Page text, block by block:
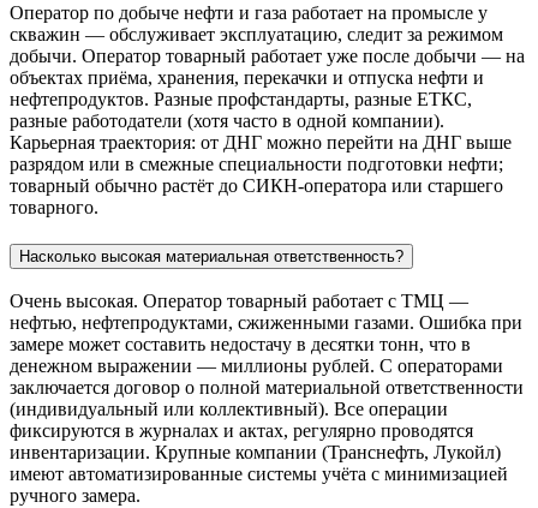
Оператор по добыче нефти и газа работает на промысле у
скважин — обслуживает эксплуатацию, следит за режимом
добычи. Оператор товарный работает уже после добычи — на
объектах приёма, хранения, перекачки и отпуска нефти и
нефтепродуктов. Разные профстандарты, разные ЕТКС,
разные работодатели (хотя часто в одной компании).
Карьерная траектория: от ДНГ можно перейти на ДНГ выше
разрядом или в смежные специальности подготовки нефти;
товарный обычно растёт до СИКН-оператора или старшего
товарного.
Насколько высокая материальная ответственность?
Очень высокая. Оператор товарный работает с ТМЦ —
нефтью, нефтепродуктами, сжиженными газами. Ошибка при
замере может составить недостачу в десятки тонн, что в
денежном выражении — миллионы рублей. С операторами
заключается договор о полной материальной ответственности
(индивидуальный или коллективный). Все операции
фиксируются в журналах и актах, регулярно проводятся
инвентаризации. Крупные компании (Транснефть, Лукойл)
имеют автоматизированные системы учёта с минимизацией
ручного замера.